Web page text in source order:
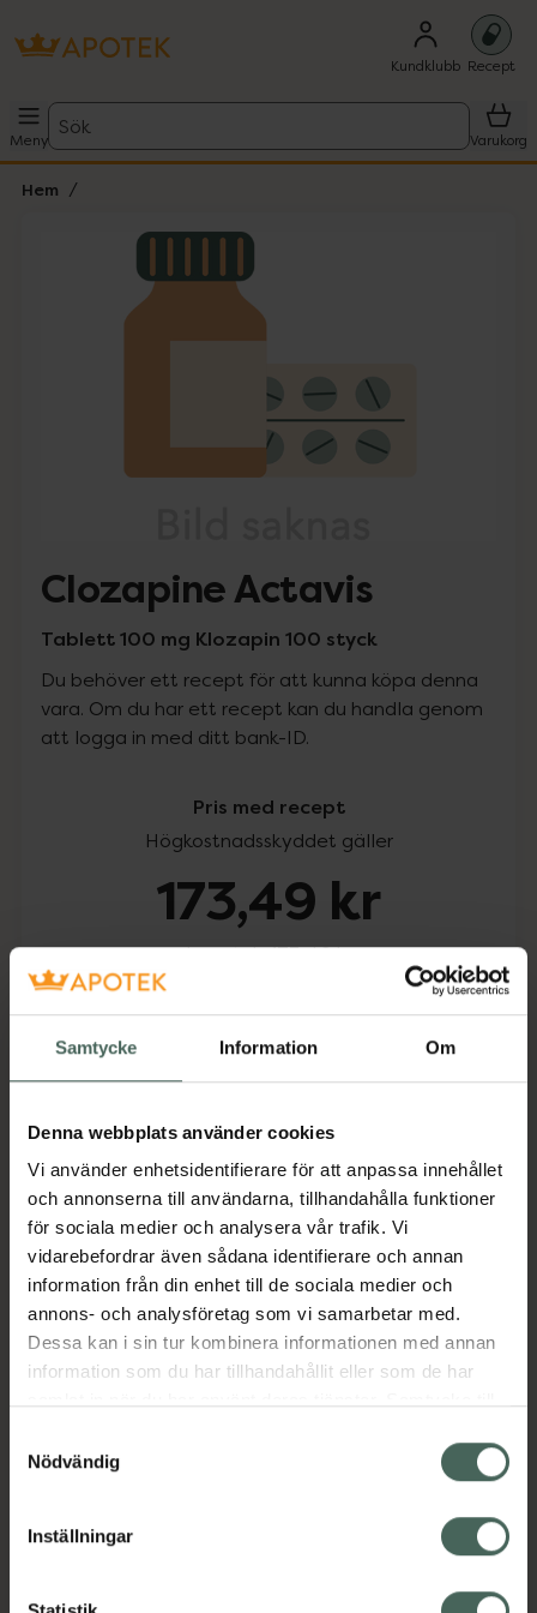
Samtycke Information Om
Denna webbplats använder cookies
Vi använder enhetsidentifierare för att anpassa innehållet
och annonserna till användarna, tillhandahålla funktioner
för sociala medier och analysera vår trafik. Vi
vidarebefordrar även sådana identifierare och annan
information från din enhet till de sociala medier och
annons- och analysföretag som vi samarbetar med.
Dessa kan i sin tur kombinera informationen med annan
information som du har tillhandahållit eller som de har
återkalla ditt samtycke via webbplatsens
cookieinställningar. Ett återkallat samtycke påverkar inte
lagligheten av behandling som skett innan återkallelsen.
Nödvändig
Inställningar
Kundklubb Recept
Meny
Sök
Varukorg
Hem
Lista: . Innehåller 1 objekt.
Clozapine Actavis
Tablett 100 mg Klozapin 100 styck
Du behöver ett recept för att kunna köpa denna
vara. Om du har ett recept kan du handla genom
att logga in med ditt bank-ID.
Pris med recept
Högkostnadsskyddet gäller
173,49 kr
I apotek:173,49 kr
Köp via ditt recept
Beskrivning Dölj
Läs alltid bipacksedeln innan
användning.
EAN:
07046670632557